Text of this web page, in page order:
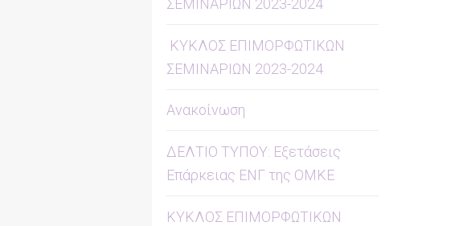
ΣΕΜΙΝΑΡΙΩΝ 2023-2024
ΚΥΚΛΟΣ ΕΠΙΜΟΡΦΩΤΙΚΩΝ
ΣΕΜΙΝΑΡΙΩΝ 2023-2024
Ανακοίνωση
ΔΕΛΤΙΟ ΤΥΠΟΥ: Εξετάσεις
Επάρκειας ΕΝΓ της ΟΜΚΕ
ΚΥΚΛΟΣ ΕΠΙΜΟΡΦΩΤΙΚΩΝ